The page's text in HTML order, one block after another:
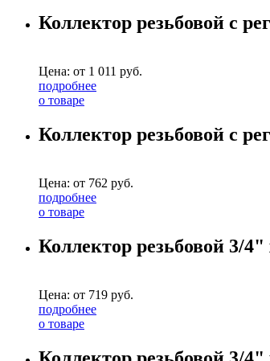
Коллектор резьбовой с
Цена: от 1 011 руб.
подробнее
о товаре
Коллектор резьбовой с
Цена: от 762 руб.
подробнее
о товаре
Коллектор резьбовой 3/
Цена: от 719 руб.
подробнее
о товаре